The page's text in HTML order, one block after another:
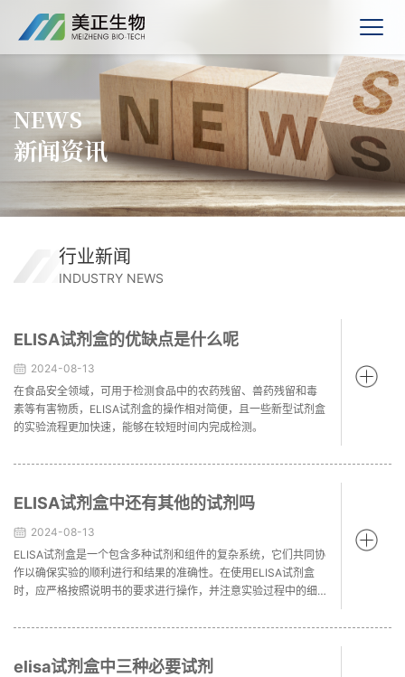
NEWS
新闻资讯
行业新闻
INDUSTRY NEWS
ELISA试剂盒的优缺点是什么呢
2024-08-13
在食品安全领域，可用于检测食品中的农药残留、兽药残留和毒
素等有害物质，ELISA试剂盒的操作相对简便，且一些新型试剂盒
的实验流程更加快速，能够在较短时间内完成检测。
ELISA试剂盒中还有其他的试剂吗
2024-08-13
ELISA试剂盒是一个包含多种试剂和组件的复杂系统，它们共同协
作以确保实验的顺利进行和结果的准确性。在使用ELISA试剂盒
时，应严格按照说明书的要求进行操作，并注意实验过程中的细
elisa试剂盒中三种必要试剂